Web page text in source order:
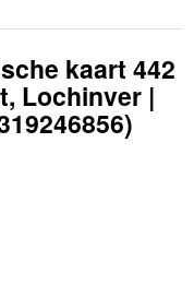
kaart 442
Lochinver |